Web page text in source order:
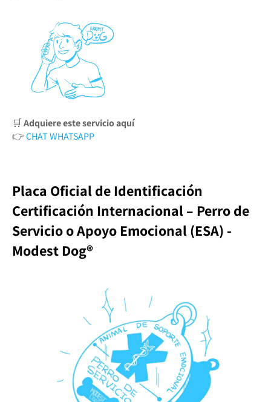
🛒Adquiere este servicio aquí
👉CHAT WHATSAPP
Placa Oficial de Identificación
Certificación Internacional – Perro de
Servicio o Apoyo Emocional (ESA) -
Modest Dog®️